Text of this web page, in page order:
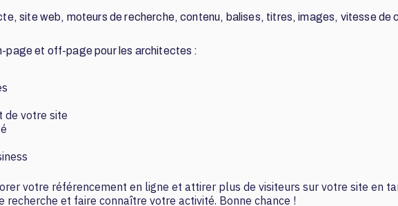
site web, moteurs de recherche, contenu, balises, titres, images, vitesse
page et off-page pour les architectes :
de votre site
votre référencement en ligne et attirer plus de visiteurs sur votre site en
et faire connaître votre activité. Bonne chance !